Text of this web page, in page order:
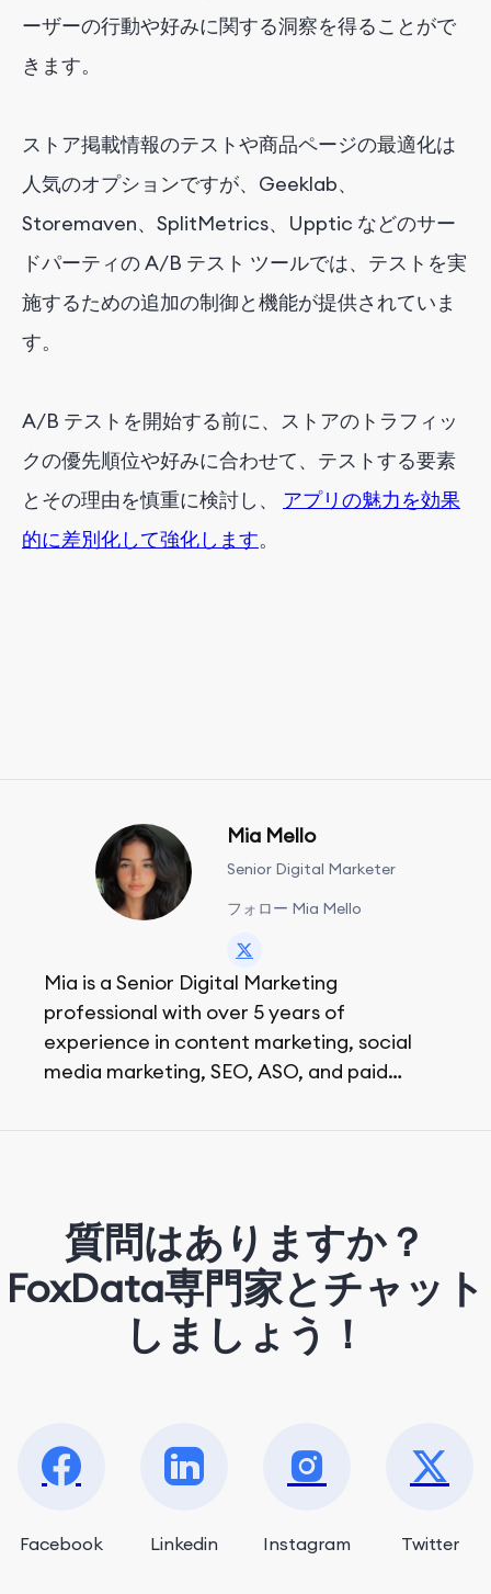
ーザーの行動や好みに関する洞察を得ることがで
きます。
ストア掲載情報のテストや商品ページの最適化は
人気のオプションですが、Geeklab、
Storemaven、SplitMetrics、Upptic などのサー
ドパーティの A/B テスト ツールでは、テストを実
施するための追加の制御と機能が提供されていま
す。
A/B テストを開始する前に、ストアのトラフィッ
クの優先順位や好みに合わせて、テストする要素
とその理由を慎重に検討し、 アプリの魅力を効果
的に差別化して強化します。
Mia Mello
Senior Digital Marketer
フォロー Mia Mello
Mia is a Senior Digital Marketing
professional with over 5 years of
experience in content marketing, social
media marketing, SEO, ASO, and paid
質問はありますか？
FoxData専門家とチャット
しましょう！
Facebook Linkedin Instagram Twitter